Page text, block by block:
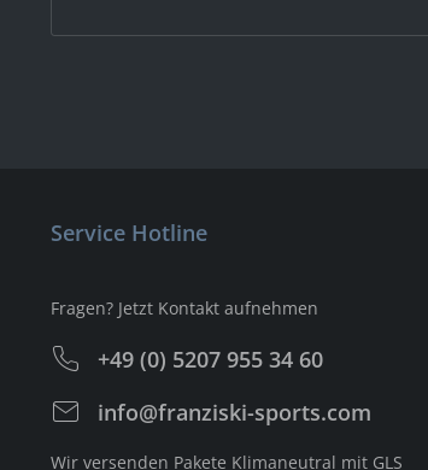
Service Hotline
Fragen? Jetzt Kontakt aufnehmen
+49 (0) 5207 955 34 60
info@franziski-sports.com
Wir versenden Pakete Klimaneutral mit GLS